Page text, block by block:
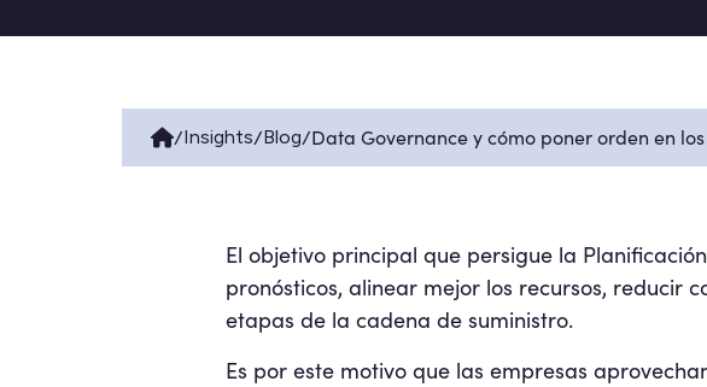
/Insights/Blog/Data Governance y cómo poner orden en
El objetivo principal que persigue la
pronósticos, alinear mejor los recursos, reducir
etapas de la cadena de suministro.
Es por este motivo que las empresas